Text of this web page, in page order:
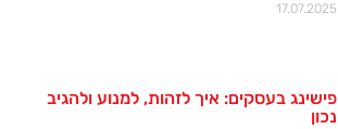
17.07.2025
פישינג בעסקים: איך לזהות, למנוע ולהגיב
נכון